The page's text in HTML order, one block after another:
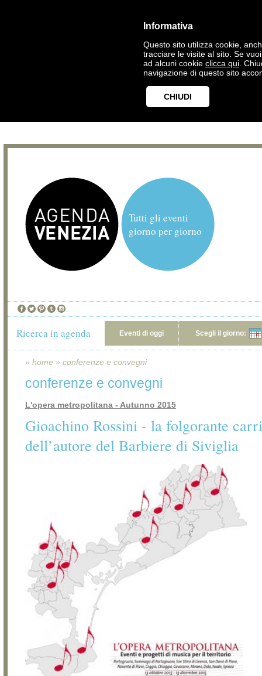
Informativa
Questo sito utilizza cookie,
tracciare le visite al sito. Se
ad alcuni cookie clicca qui .
navigazione di questo sito
CHIUDI
Tutti gli eventi
giorno per giorno
Ricerca in agenda Eventi di oggi Scegli il giorno:
» home » conferenze e convegni
conferenze e convegni
L'opera metropolitana - Autunno 2015
Gioachino Rossini - la folgorante
dell’autore del Barbiere di Siviglia